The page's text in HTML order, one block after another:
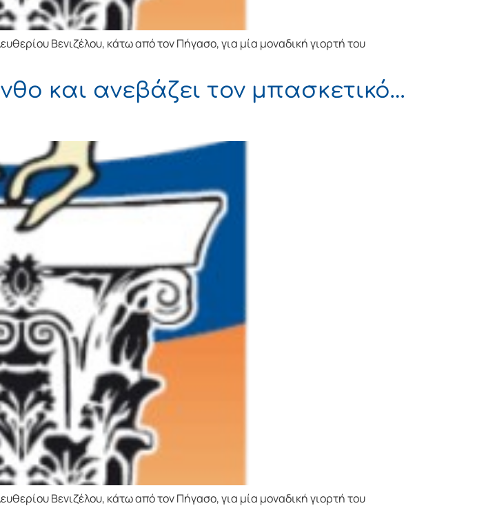
Βενιζέλου, κάτω από τον Πήγασο, για μία μοναδική γιορτή του
και ανεβάζει τον μπασκετικό…
Βενιζέλου, κάτω από τον Πήγασο, για μία μοναδική γιορτή του